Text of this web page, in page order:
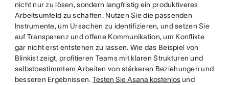
nicht nur zu lösen, sondern langfristig ein produktiveres
Arbeitsumfeld zu schaffen. Nutzen Sie die passenden
Instrumente, um Ursachen zu identifizieren, und setzen Sie
auf Transparenz und offene Kommunikation, um Konflikte
gar nicht erst entstehen zu lassen. Wie das Beispiel von
Blinkist zeigt, profitieren Teams mit klaren Strukturen und
selbstbestimmtem Arbeiten von stärkeren Beziehungen und
besseren Ergebnissen. Testen Sie Asana kostenlosund